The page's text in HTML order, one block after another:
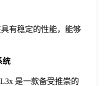
有稳定的性能，能够
统
是一款备受推崇的